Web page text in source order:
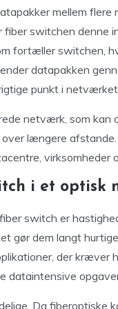
mellem
switchen denne
fortæller switchen,
datapakken
punkt i
netværk, som kan
længere
virksomheder
i et optisk
switch er
gør dem langt
der kræver
dataintensive
Da fiberoptiske